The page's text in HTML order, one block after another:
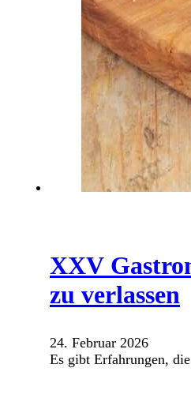
XXV
zu verlassen
24. Februar 2026
Es gibt Erfahrungen,